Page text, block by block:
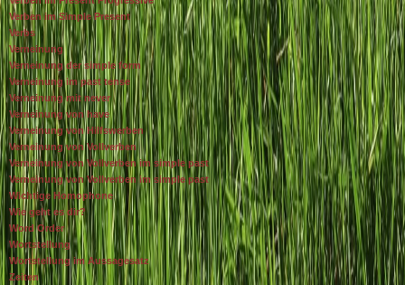
Verben im Simple Present
Verbs
Verneinung
Verneinung der simple form
Verneinung im past tense
Verneinung mit never
Verneinung von have
Verneinung von Hilfswerben
Verneinung von Vollverben
Verneinung von Vollverben im simple past
Verneinung von Vollverben im simple past
Wichtige Homophone
Wie geht es dir?
Word Order
Wortstellung
Wortstellung im Aussagesatz
Zeiten